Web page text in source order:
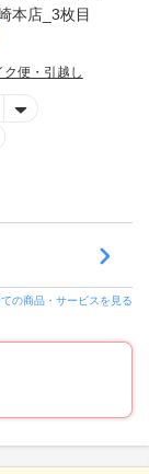
便・引越し
の商品・サービスを見る